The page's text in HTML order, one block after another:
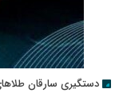
دستگیری سارقان